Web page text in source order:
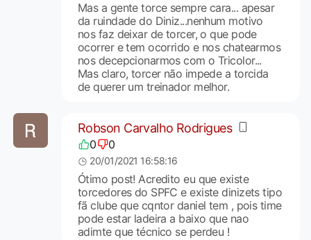
Mas a gente torce sempre cara... apesar
da ruindade do Diniz...nenhum motivo
nos faz deixar de torcer, o que pode
ocorrer e tem ocorrido e nos chatearmos
nos decepcionarmos com o Tricolor...
Mas claro, torcer não impede a torcida
de querer um treinador melhor.
Robson Carvalho Rodrigues
0 0
20/01/2021 16:58:16
Ótimo post! Acredito eu que existe
torcedores do SPFC e existe dinizets tipo
fã clube que cqntor daniel tem , pois time
pode estar ladeira a baixo que nao
adimte que técnico se perdeu !